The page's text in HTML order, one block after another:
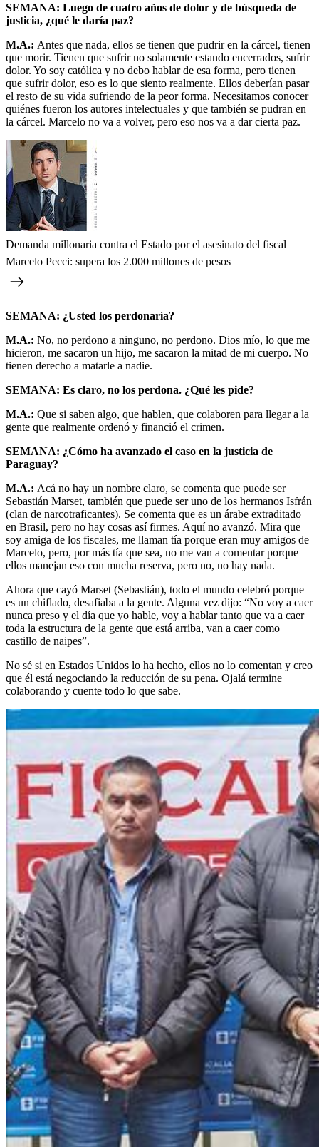
SEMANA: Luego de cuatro años de dolor y de búsqueda de
justicia, ¿qué le daría paz?
M.A.: Antes que nada, ellos se tienen que pudrir en la cárcel, tienen
que morir. Tienen que sufrir no solamente estando encerrados, sufrir
dolor. Yo soy católica y no debo hablar de esa forma, pero tienen
que sufrir dolor, eso es lo que siento realmente. Ellos deberían pasar
el resto de su vida sufriendo de la peor forma. Necesitamos conocer
quiénes fueron los autores intelectuales y que también se pudran en
la cárcel. Marcelo no va a volver, pero eso nos va a dar cierta paz.
Demanda millonaria contra el Estado por el asesinato del fiscal
Marcelo Pecci: supera los 2.000 millones de pesos
SEMANA: ¿Usted los perdonaría?
M.A.: No, no perdono a ninguno, no perdono. Dios mío, lo que me
hicieron, me sacaron un hijo, me sacaron la mitad de mi cuerpo. No
tienen derecho a matarle a nadie.
SEMANA: Es claro, no los perdona. ¿Qué les pide?
M.A.: Que si saben algo, que hablen, que colaboren para llegar a la
gente que realmente ordenó y financió el crimen.
SEMANA: ¿Cómo ha avanzado el caso en la justicia de
Paraguay?
M.A.: Acá no hay un nombre claro, se comenta que puede ser
Sebastián Marset, también que puede ser uno de los hermanos Isfrán
(clan de narcotraficantes). Se comenta que es un árabe extraditado
en Brasil, pero no hay cosas así firmes. Aquí no avanzó. Mira que
soy amiga de los fiscales, me llaman tía porque eran muy amigos de
Marcelo, pero, por más tía que sea, no me van a comentar porque
ellos manejan eso con mucha reserva, pero no, no hay nada.
Ahora que cayó Marset (Sebastián), todo el mundo celebró porque
es un chiflado, desafiaba a la gente. Alguna vez dijo: “No voy a caer
nunca preso y el día que yo hable, voy a hablar tanto que va a caer
toda la estructura de la gente que está arriba, van a caer como
castillo de naipes”.
No sé si en Estados Unidos lo ha hecho, ellos no lo comentan y creo
que él está negociando la reducción de su pena. Ojalá termine
colaborando y cuente todo lo que sabe.